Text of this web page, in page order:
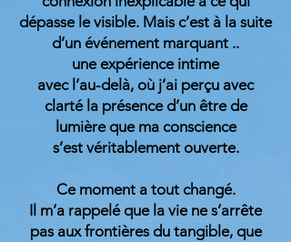
dépasse le visible. Mais c’est à la suite
d’un événement marquant ..
une expérience intime
avec l’au-delà, où j’ai perçu avec
clarté la présence d’un être de
lumière que ma conscience
s’est véritablement ouverte.
Ce moment a tout changé.
Il m’a rappelé que la vie ne s’arrête
pas aux frontières du tangible, que